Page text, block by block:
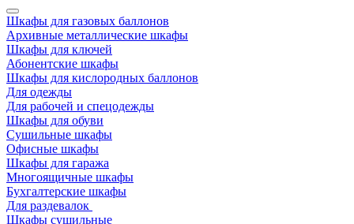
Шкафы для газовых баллонов
Архивные металлические шкафы
Шкафы для ключей
Абонентские шкафы
Шкафы для кислородных баллонов
Для одежды
Для рабочей и спецодежды
Шкафы для обуви
Сушильные шкафы
Офисные шкафы
Шкафы для гаража
Многоящичные шкафы
Бухгалтерские шкафы
Для раздевалок
Шкафы сушильные